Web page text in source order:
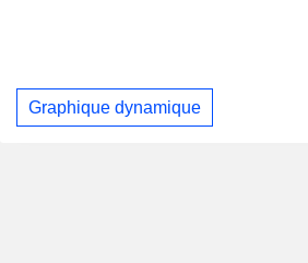
Graphique dynamique